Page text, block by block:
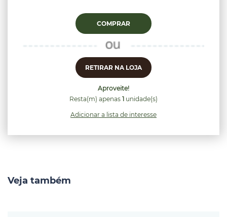
COMPRAR
RETIRAR NA LOJA
Aproveite!
Resta(m) apenas 1 unidade(s)
Adicionar a lista de interesse
Veja também